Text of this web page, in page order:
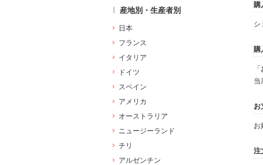
購
シ
購
当
お
お
注
産地別・生産者別
日本
フランス
イタリア
ドイツ
スペイン
アメリカ
オーストラリア
ニュージーランド
チリ
アルゼンチン